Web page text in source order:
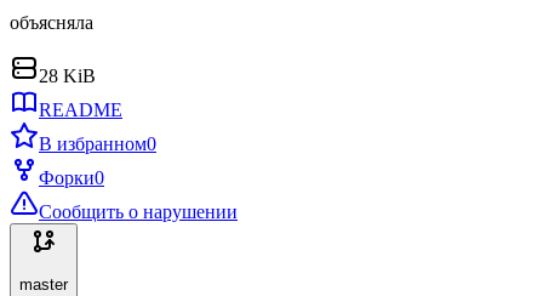
объясняла
28 KiB
README
В избранном0
Форки0
Сообщить о нарушении
master